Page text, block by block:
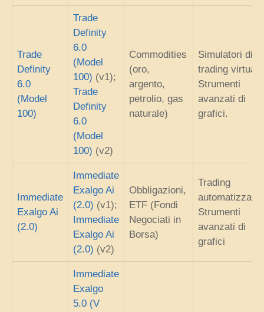
Trade
Definity
6.0
(Model
100)
Trade
Definity
6.0
(Model
100) (v1);
Trade
Definity
6.0
(Model
100) (v2)
Commodities
(oro,
argento,
petrolio, gas
naturale)
Simulatori di
trading virtuali;
Strumenti
avanzati di
grafici.
Immediate
Exalgo Ai
(2.0)
Immediate
Exalgo Ai
(2.0) (v1);
Immediate
Exalgo Ai
(2.0) (v2)
Obbligazioni,
ETF (Fondi
Negociati in
Borsa)
Trading
automatizzato;
Strumenti
avanzati di
grafici
Immediate
Exalgo
5.0 (V